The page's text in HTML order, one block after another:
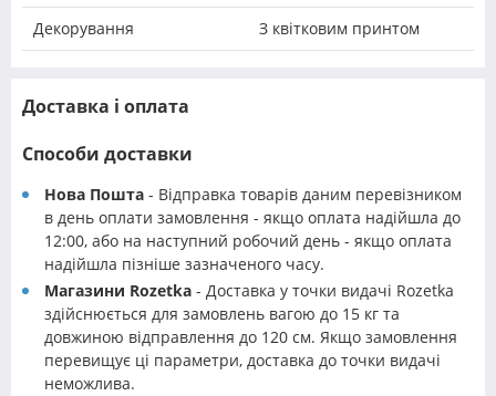
Декорування З квітковим принтом
Доставка і оплата
Способи доставки
Нова Пошта - Відправка товарів даним перевізником
в день оплати замовлення - якщо оплата надійшла до
12:00, або на наступний робочий день - якщо оплата
надійшла пізніше зазначеного часу.
Магазини Rozetka - Доставка у точки видачі Rozetka
здійснюється для замовлень вагою до 15 кг та
довжиною відправлення до 120 см. Якщо замовлення
перевищує ці параметри, доставка до точки видачі
неможлива.